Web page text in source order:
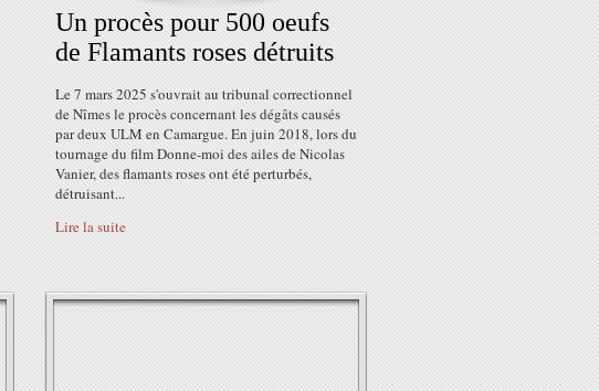
Un procès pour 500 oeufs
de Flamants roses détruits
Le 7 mars 2025 s'ouvrait au tribunal correctionnel
de Nîmes le procès concernant les dégâts causés
par deux ULM en Camargue. En juin 2018, lors du
tournage du film Donne-moi des ailes de Nicolas
Vanier, des flamants roses ont été perturbés,
détruisant...
Lire la suite